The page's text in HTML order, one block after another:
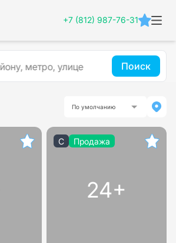
+7 (812) 987-76-31
Поиск
По умолчанию
C Продажа
24+